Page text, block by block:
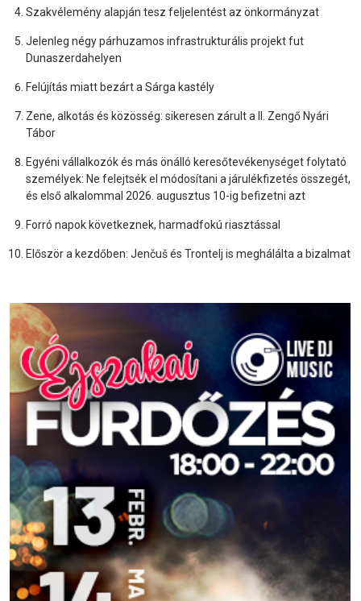
Szakvélemény alapján tesz feljelentést az önkormányzat
Jelenleg négy párhuzamos infrastrukturális projekt fut
Dunaszerdahelyen
Felújítás miatt bezárt a Sárga kastély
Zene, alkotás és közösség: sikeresen zárult a II. Zengő Nyári
Tábor
Egyéni vállalkozók és más önálló keresőtevékenységet folytató
személyek: Ne felejtsék el módosítani a járulékfizetés összegét,
és első alkalommal 2026. augusztus 10-ig befizetni azt
Forró napok következnek, harmadfokú riasztással
Először a kezdőben: Jenčuš és Trontelj is meghálálta a bizalmat